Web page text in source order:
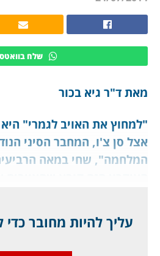
שלח
מאת ד"ר גיא בכור
"למחוץ את האויב לגמרי"
אצל סן צ'ו, המחבר הסיני
המלחמה", שחי במאה
הדרך, מתוך רחמים או
אתה רק גורם להם להיות
עליך להיות מחובר כדי